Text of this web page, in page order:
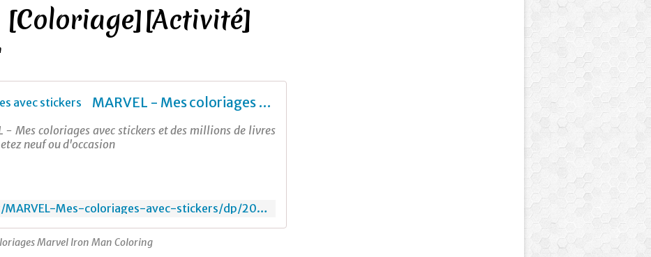
MARVEL - Mes coloriages avec stickers
- Mes coloriages avec stickers et des millions de livres
neuf ou d'occasion
https://www.amazon.fr/MARVEL-Mes-coloriages-avec-stickers/dp/2017232335
Marvel Iron Man Coloring